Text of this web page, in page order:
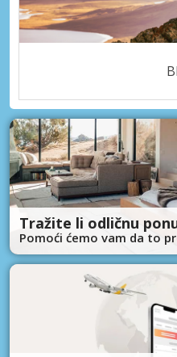
Tražite li odličnu
Pomoći ćemo vam da to